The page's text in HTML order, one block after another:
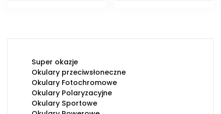
Super okazje
Okulary przeciwsłoneczne
Okulary Fotochromowe
Okulary Polaryzacyjne
Okulary Sportowe